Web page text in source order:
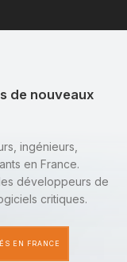
de nouveaux
ingénieurs,
en France.
développeurs de
critiques.
EN FRANCE